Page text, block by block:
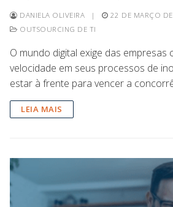
DANIELA OLIVEIRA | 22 DE MARÇO
OUTSOURCING DE TI
O mundo digital exige das empresas
velocidade em seus processos de
estar à frente para vencer a
LEIA MAIS